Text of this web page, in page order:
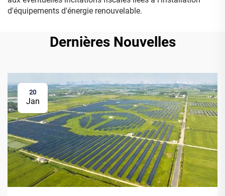
d'équipements d'énergie renouvelable.
Dernières Nouvelles
20
Jan